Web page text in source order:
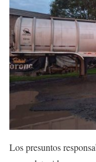
Los presuntos